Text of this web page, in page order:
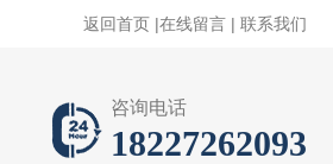
返回首页 |在线留言 | 联系我们
咨询电话
18227262093